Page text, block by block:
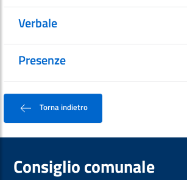
Verbale
Presenze
Torna indietro
Consiglio comunale